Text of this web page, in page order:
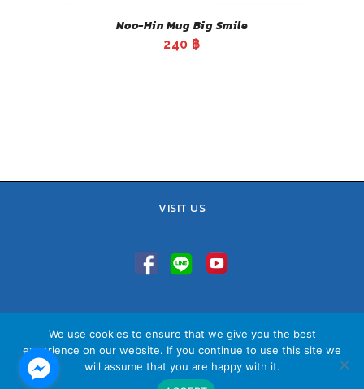
Noo-Hin Mug Big Smile
240 ฿
VISIT US
Sales Team : 084-085-6324
Email : contact@vithita.com
We use cookies to ensure that we give you the best
experience on our website. If you continue to use this site we
will assume that you are happy with it.